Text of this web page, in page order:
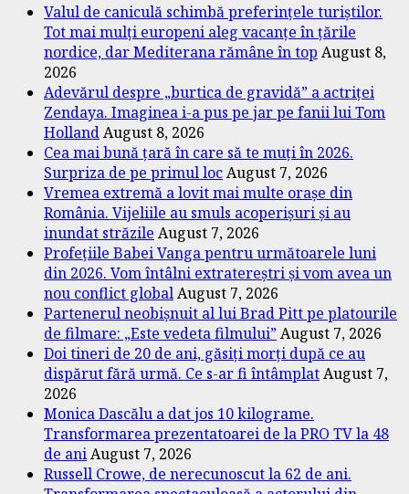
Valul de caniculă schimbă preferințele turiștilor.
Tot mai mulți europeni aleg vacanțe în țările
nordice, dar Mediterana rămâne în top August 8,
2026
Adevărul despre „burtica de gravidă” a actriței
Zendaya. Imaginea i-a pus pe jar pe fanii lui Tom
HollandAugust 8, 2026
Cea mai bună țară în care să te muți în 2026.
Surpriza de pe primul locAugust 7, 2026
Vremea extremă a lovit mai multe orașe din
România. Vijeliile au smuls acoperișuri și au
inundat străzile August 7, 2026
Profețiile Babei Vanga pentru următoarele luni
din 2026. Vom întâlni extratereștri și vom avea un
nou conflict globalAugust 7, 2026
Partenerul neobișnuit al lui Brad Pitt pe platourile
de filmare: „Este vedeta filmului”August 7, 2026
Doi tineri de 20 de ani, găsiți morți după ce au
dispărut fără urmă. Ce s-ar fi întâmplatAugust 7,
2026
Monica Dascălu a dat jos 10 kilograme.
Transformarea prezentatoarei de la PRO TV la 48
de aniAugust 7, 2026
Russell Crowe, de nerecunoscut la 62 de ani.